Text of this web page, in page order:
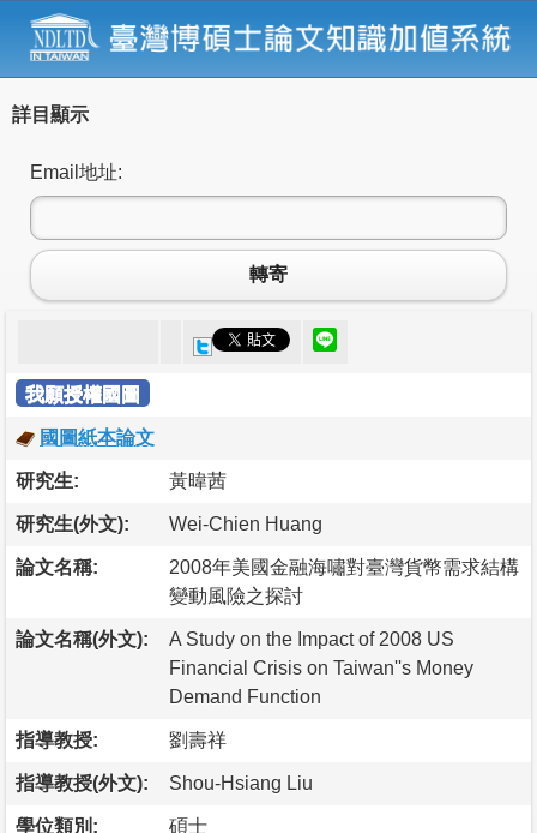
詳目顯示
Email地址:
轉寄
我願授權國圖
國圖紙本論文
研究生: 黃暐茜
研究生(外文): Wei-Chien Huang
論文名稱:
2008年美國金融海嘯對臺灣貨幣需求結構
變動風險之探討
論文名稱(外文):
A Study on the Impact of 2008 US
Financial Crisis on Taiwan''s Money
Demand Function
指導教授: 劉壽祥
指導教授(外文): Shou-Hsiang Liu
學位類別: 碩士